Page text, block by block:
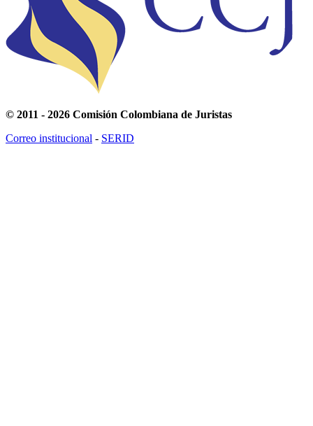
© 2011 - 2026 Comisión Colombiana de Juristas
Correo institucional - SERID